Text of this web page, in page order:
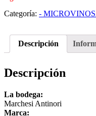
Categoría: -
Descripción
Descripción
La bodega:
Marchesi Antinori
Marca: